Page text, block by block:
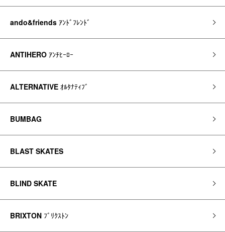
ando&friends ｱﾝﾄﾞﾌﾚﾝﾄﾞ
ANTIHERO ｱﾝﾁﾋｰﾛｰ
ALTERNATIVE ｵﾙﾀﾅﾃｨﾌﾞ
BUMBAG
BLAST SKATES
BLIND SKATE
BRIXTON ﾌﾞﾘｸｽﾄﾝ